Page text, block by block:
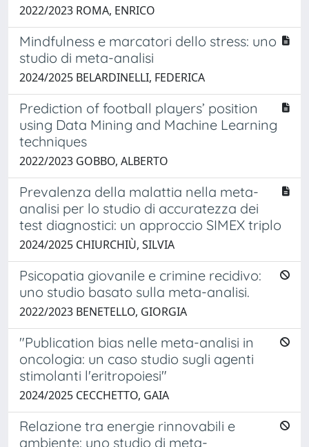
2022/2023 ROMA, ENRICO
Mindfulness e marcatori dello stress: uno
studio di meta-analisi
2024/2025 BELARDINELLI, FEDERICA
Prediction of football players’ position
using Data Mining and Machine Learning
techniques
2022/2023 GOBBO, ALBERTO
Prevalenza della malattia nella meta-
analisi per lo studio di accuratezza dei
test diagnostici: un approccio SIMEX triplo
2024/2025 CHIURCHIÙ, SILVIA
Psicopatia giovanile e crimine recidivo:
uno studio basato sulla meta-analisi.
2022/2023 BENETELLO, GIORGIA
"Publication bias nelle meta-analisi in
oncologia: un caso studio sugli agenti
stimolanti l'eritropoiesi"
2024/2025 CECCHETTO, GAIA
Relazione tra energie rinnovabili e
ambiente: uno studio di meta-